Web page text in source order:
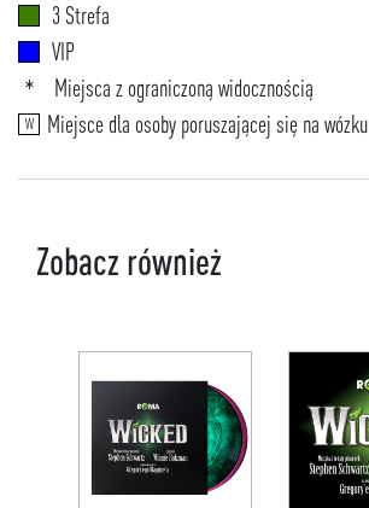
3 Strefa
VIP
* Miejsca z ograniczoną widocznością
W Miejsce dla osoby poruszającej się na wózku
Zobacz również